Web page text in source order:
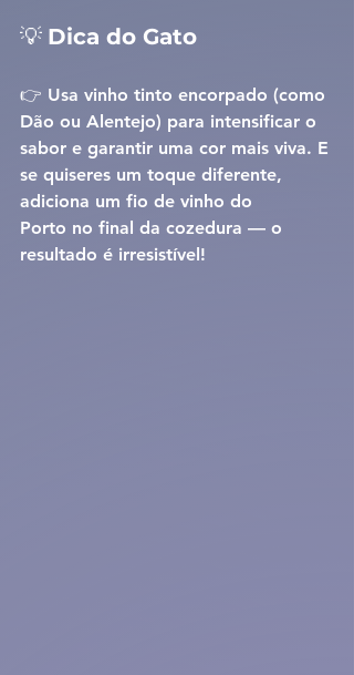
💡 Dica do Gato
👉 Usa vinho tinto encorpado (como
Dão ou Alentejo) para intensificar o
sabor e garantir uma cor mais viva. E
se quiseres um toque diferente,
adiciona um fio de vinho do
Porto no final da cozedura — o
resultado é irresistível!